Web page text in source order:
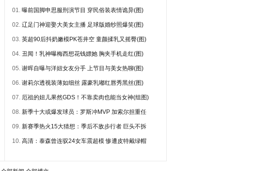
01. 曝前国脚申思服刑演节目 穿民俗装表情诡异(图)
02. 辽足门神迎娶大美女主播 足球版婚纱照爆笑(图)
03. 英超90后抖奶嫩模PK苍井空 童颜揉乳又摇臀(图)
04. 丑闻！乳神曝梅西想花钱嫖她 胸夹手机走红(图)
05. 谢晖自曝与洋妞女友分手 上节目与美女热聊(图)
06. 谢莉尔透视装薄如细丝 露豪乳嘟红唇秀黑丝(图)
07. 厄祖的妞儿果然GDS！不靠卖肉也能当女神(组图)
08. 新季十大或爆发球员：罗斯冲MVP 加索尔担重任
09. 新赛季热火15大猜想：季后不敌步行者 巨头不拆
10. 高清：泰森曾连驭24女车震超模 惨遭皮特戴绿帽